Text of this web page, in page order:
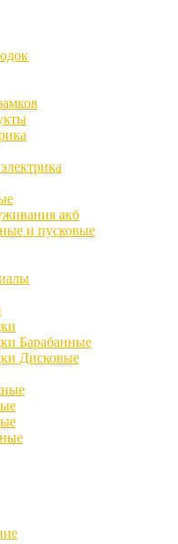
акб
и пусковые
Барабанные
Дисковые